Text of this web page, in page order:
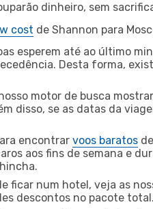
dinheiro, sem
cost de Shannon para
esperem até ao último
Desta forma,
motor de busca
disso, se as datas da
encontrar voos baratos
aos fins de semana e
ficar num hotel, veja as
descontos no pacote total.